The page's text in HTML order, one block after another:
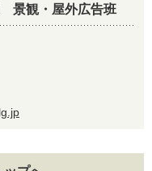
観・屋外広告班